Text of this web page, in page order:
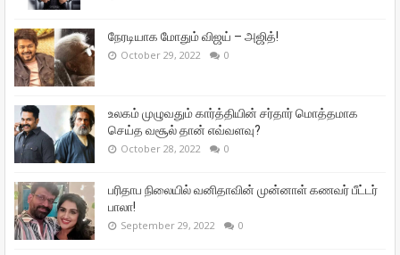
நேரடியாக மோதும் விஜய் – அஜித்!
October 29, 2022 0
உலகம் முழுவதும் கார்த்தியின் சர்தார் மொத்தமாக
செய்த வசூல் தான் எவ்வளவு?
October 28, 2022 0
பரிதாப நிலையில் வனிதாவின் முன்னாள் கணவர் பீட்டர்
பாலா!
September 29, 2022 0